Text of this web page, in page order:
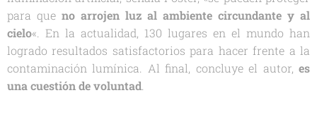
para queno arrojen luz al ambiente circundante y al
cielo«. En la actualidad, 130 lugares en el mundo han
logrado resultados satisfactorios para hacer frente a la
contaminación lumínica. Al final, concluye el autor, es
una cuestión de voluntad.